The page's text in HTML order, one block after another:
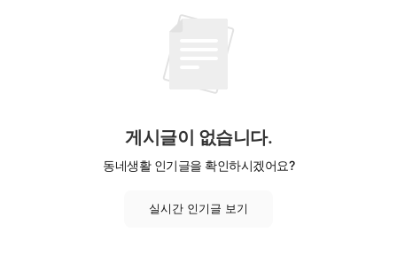
게시글이 없습니다.
동네생활 인기글을 확인하시겠어요?
실시간 인기글 보기